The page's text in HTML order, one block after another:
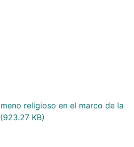
religioso en el marco de la
(923.27 KB)